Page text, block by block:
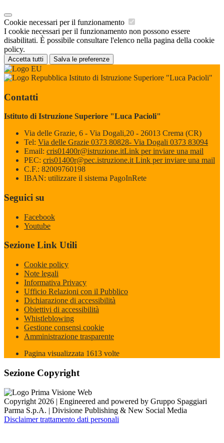
Cookie necessari per il funzionamento
I cookie necessari per il funzionamento non possono essere
disabilitati. È possibile consultare l'elenco nella pagina della cookie
policy.
Accetta tutti Salva le preferenze
Istituto di Istruzione Superiore "Luca Pacioli"
Contatti
Istituto di Istruzione Superiore "Luca Pacioli"
Via delle Grazie, 6 - Via Dogali,20 - 26013 Crema (CR)
Tel: Via delle Grazie 0373 80828- Via Dogali 0373 83094
Email: cris01400r@istruzione.itLink per inviare una mail
PEC: cris01400r@pec.istruzione.it Link per inviare una mail
C.F.: 82009760198
IBAN: utilizzare il sistema PagoInRete
Seguici su
Facebook
Youtube
Sezione Link Utili
Cookie policy
Note legali
Informativa Privacy
Ufficio Relazioni con il Pubblico
Dichiarazione di accessibilità
Obiettivi di accessibilità
Whistleblowing
Gestione consensi cookie
Amministrazione trasparente
Pagina visualizzata 1613 volte
Sezione Copyright
Copyright 2026 | Engineered and powered by Gruppo Spaggiari
Parma S.p.A. | Divisione Publishing & New Social Media
Disclaimer trattamento dati personali